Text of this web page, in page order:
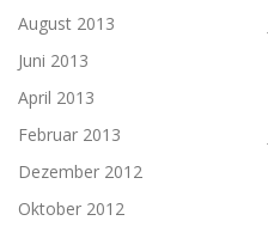
August 2013
Juni 2013
April 2013
Februar 2013
Dezember 2012
Oktober 2012